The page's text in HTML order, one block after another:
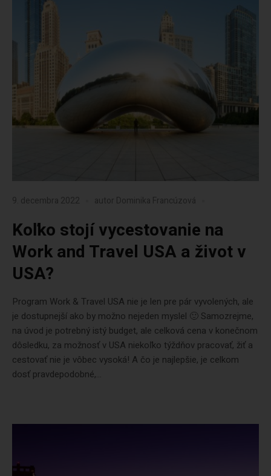
9. decembra 2022 autor Dominika Francúzová
Koľko stojí vycestovanie na
Work and Travel USA a život v
USA?
Program Work & Travel USA nie je len pre pár vyvolených, ale
je dostupnejší ako by možno nejeden myslel 🙂 Samozrejme,
na úvod je potrebný istý budget, ale celková cena v konečnom
dôsledku, za možnosť v USA niekoľko týždňov pracovať, žiť a
cestovať nie je vôbec vysoká! A čo je najlepšie, je celkom
dosť pravdepodobné,...